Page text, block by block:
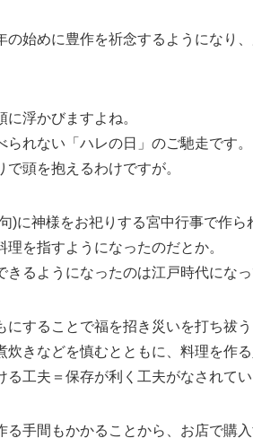
始めに豊作を祈念するようになり
浮かびますよね。
れない「ハレの日」のご馳走です。
頭を抱えるわけですが。
)に神様をお祀りする宮中行事で作
を指すようになったのだとか。
るようになったのは江戸時代になっ
することで福を招き災いを打ち祓う
炊きなどを慎むとともに、料理を作
工夫＝保存が利く工夫がなされてい
手間もかかることから、お店で購